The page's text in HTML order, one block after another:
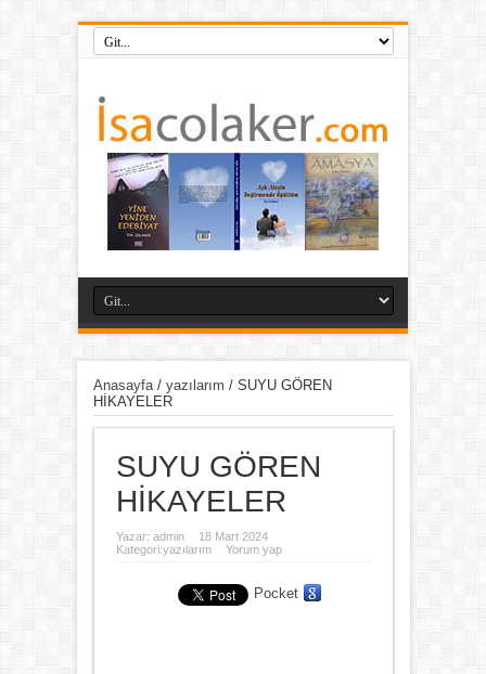
Anasayfa/ yazılarım / SUYU GÖREN
HİKAYELER
SUYU GÖREN
HİKAYELER
Yazar: admin
18 Mart 2024
Kategori:yazılarım Yorum yap
Pocket